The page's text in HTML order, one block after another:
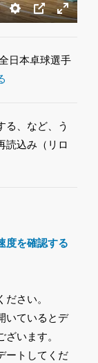
Settings
PIP Enter
日本卓球選手
る、など、う
読込み（リロ
度を確認する
さい。
いているとデ
います。
ートしてくだ